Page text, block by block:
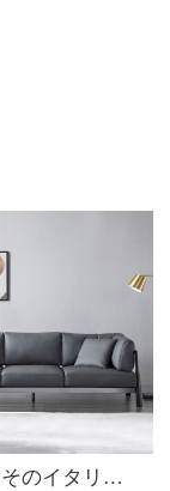
フェニはそのイタリア式の極簡単な真皮のソファーの頭の階の牛皮の黒色の羽毛の柔らかい3人の位の高級なステンレスの軽い豪華な家具の3人の位のイタリア式はきわめて簡単です。